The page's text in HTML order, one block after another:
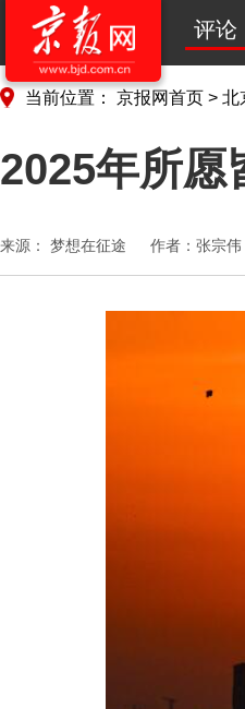
评论
当前位置： 京报网首页 > 北
2025年所愿
来源： 梦想在征途 作者：张宗伟